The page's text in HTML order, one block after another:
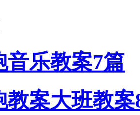
音乐教案7篇
教案大班教案